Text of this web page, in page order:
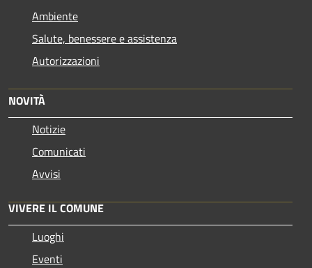
Ambiente
Salute, benessere e assistenza
Autorizzazioni
NOVITÀ
Notizie
Comunicati
Avvisi
VIVERE IL COMUNE
Luoghi
Eventi